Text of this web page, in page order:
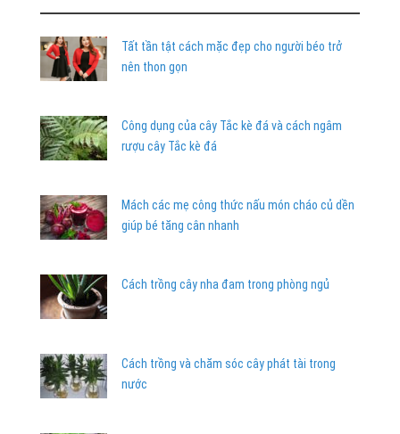
Tất tần tật cách mặc đẹp cho người béo trở
nên thon gọn
Công dụng của cây Tắc kè đá và cách ngâm
rượu cây Tắc kè đá
Mách các mẹ công thức nấu món cháo củ dền
giúp bé tăng cân nhanh
Cách trồng cây nha đam trong phòng ngủ
Cách trồng và chăm sóc cây phát tài trong
nước